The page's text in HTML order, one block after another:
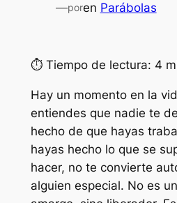
—poren Parábolas
⏱ Tiempo de lectura: 4
Hay un momento en la
entiendes que nadie te
hecho de que hayas
hayas hecho lo que se
hacer, no te convierte
alguien especial. No es